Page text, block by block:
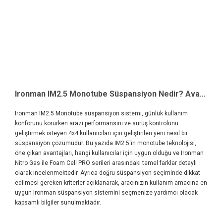
Ironman IM2.5 Monotube Süspansiyon Nedir? Avantajları ve Foam Cell PRO Karşılaştırması
Ironman IM2.5 Monotube süspansiyon sistemi, günlük kullanım
konforunu korurken arazi performansını ve sürüş kontrolünü
geliştirmek isteyen 4x4 kullanıcıları için geliştirilen yeni nesil bir
süspansiyon çözümüdür. Bu yazıda IM2.5'in monotube teknolojisi,
öne çıkan avantajları, hangi kullanıcılar için uygun olduğu ve Ironman
Nitro Gas ile Foam Cell PRO serileri arasındaki temel farklar detaylı
olarak incelenmektedir. Ayrıca doğru süspansiyon seçiminde dikkat
edilmesi gereken kriterler açıklanarak, aracınızın kullanım amacına en
uygun Ironman süspansiyon sistemini seçmenize yardımcı olacak
kapsamlı bilgiler sunulmaktadır.